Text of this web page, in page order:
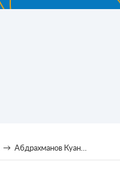
→ Абдрахманов Куаныш Айтбекович